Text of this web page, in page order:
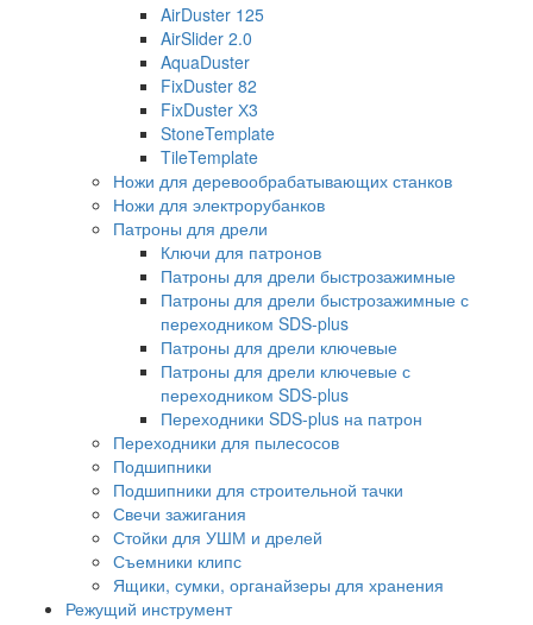
AirDuster 125
AirSlider 2.0
AquaDuster
FixDuster 82
FixDuster Х3
StoneTemplate
TileTemplate
Ножи для деревообрабатывающих станков
Ножи для электрорубанков
Патроны для дрели
Ключи для патронов
Патроны для дрели быстрозажимные
Патроны для дрели быстрозажимные с
переходником SDS-plus
Патроны для дрели ключевые
Патроны для дрели ключевые с
переходником SDS-plus
Переходники SDS-plus на патрон
Переходники для пылесосов
Подшипники
Подшипники для строительной тачки
Свечи зажигания
Стойки для УШМ и дрелей
Съемники клипс
Ящики, сумки, органайзеры для хранения
Режущий инструмент